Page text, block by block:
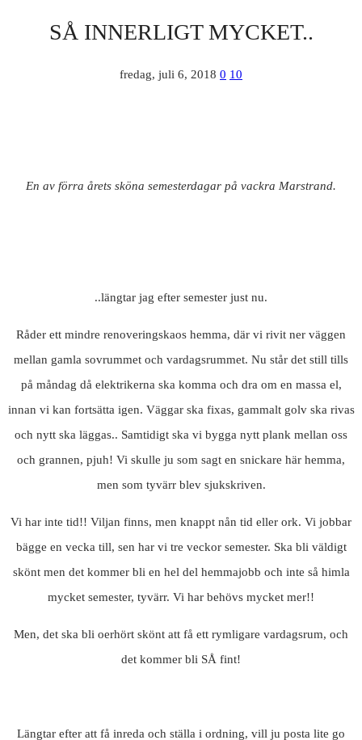
SÅ INNERLIGT MYCKET..
fredag, juli 6, 2018 0 10
En av förra årets sköna semesterdagar på vackra Marstrand.
..längtar jag efter semester just nu.
Råder ett mindre renoveringskaos hemma, där vi rivit ner väggen
mellan gamla sovrummet och vardagsrummet. Nu står det still tills
på måndag då elektrikerna ska komma och dra om en massa el,
innan vi kan fortsätta igen. Väggar ska fixas, gammalt golv ska rivas
och nytt ska läggas.. Samtidigt ska vi bygga nytt plank mellan oss
och grannen, pjuh! Vi skulle ju som sagt en snickare här hemma,
men som tyvärr blev sjukskriven.
Vi har inte tid!! Viljan finns, men knappt nån tid eller ork. Vi jobbar
bägge en vecka till, sen har vi tre veckor semester. Ska bli väldigt
skönt men det kommer bli en hel del hemmajobb och inte så himla
mycket semester, tyvärr. Vi har behövs mycket mer!!
Men, det ska bli oerhört skönt att få ett rymligare vardagsrum, och
det kommer bli SÅ fint!
Längtar efter att få inreda och ställa i ordning, vill ju posta lite go